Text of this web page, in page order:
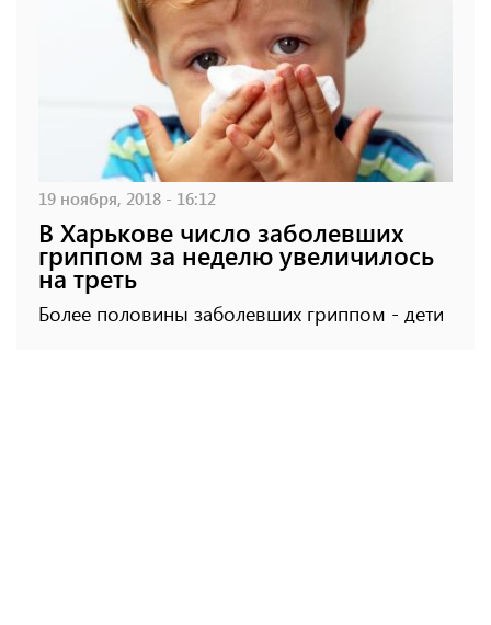
19 ноября, 2018 - 16:12
В Харькове число заболевших
гриппом за неделю увеличилось
на треть
Более половины заболевших гриппом - дети